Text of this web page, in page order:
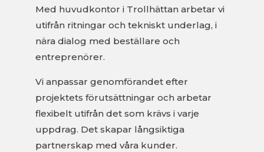
Med huvudkontor i Trollhättan arbetar vi
utifrån ritningar och tekniskt underlag, i
nära dialog med beställare och
entreprenörer.
Vi anpassar genomförandet efter
projektets förutsättningar och arbetar
flexibelt utifrån det som krävs i varje
uppdrag. Det skapar långsiktiga
partnerskap med våra kunder.